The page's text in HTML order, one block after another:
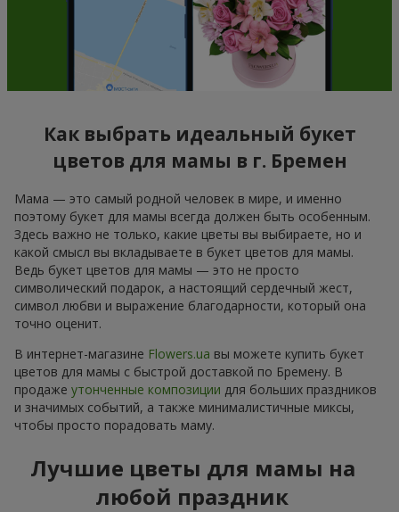
Как выбрать идеальный букет
цветов для мамы в г. Бремен
Мама — это самый родной человек в мире, и именно
поэтому букет для мамы всегда должен быть особенным.
Здесь важно не только, какие цветы вы выбираете, но и
какой смысл вы вкладываете в букет цветов для мамы.
Ведь букет цветов для мамы — это не просто
символический подарок, а настоящий сердечный жест,
символ любви и выражение благодарности, который она
точно оценит.
В интернет-магазине Flowers.ua вы можете купить букет
цветов для мамы с быстрой доставкой по Бремену. В
продаже утонченные композиции для больших праздников
и значимых событий, а также минималистичные миксы,
чтобы просто порадовать маму.
Лучшие цветы для мамы на
любой праздник